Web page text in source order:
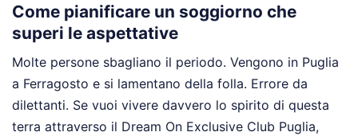
Come pianificare un soggiorno che
superi le aspettative
Molte persone sbagliano il periodo. Vengono in Puglia
a Ferragosto e si lamentano della folla. Errore da
dilettanti. Se vuoi vivere davvero lo spirito di questa
terra attraverso il Dream On Exclusive Club Puglia,